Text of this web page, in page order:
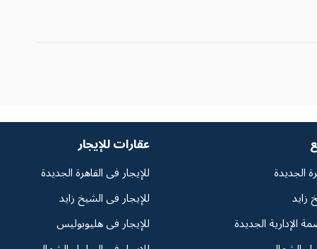
الجديدة
زايد
الإدارية الجديدة
عقارات للإيجار
للإيجار فى القاهرة الجديدة
للإيجار فى الشيخ زايد
للإيجار فى هليوبوليس